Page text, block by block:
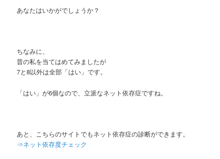
あなたはいかがでしょうか？
ちなみに、
昔の私を当てはめてみましたが
7と8以外は全部「はい」です。
「はい」が6個なので、立派なネット依存症ですね。
あと、こちらのサイトでもネット依存症の診断ができます。
⇒ネット依存度チェック